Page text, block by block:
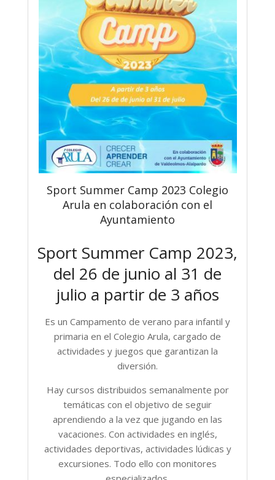
Sport Summer Camp 2023 Colegio
Arula en colaboración con el
Ayuntamiento
Sport Summer Camp 2023,
del 26 de junio al 31 de
julio a partir de 3 años
Es un Campamento de verano para infantil y
primaria en el Colegio Arula, cargado de
actividades y juegos que garantizan la
diversión.
Hay cursos distribuidos semanalmente por
temáticas con el objetivo de seguir
aprendiendo a la vez que jugando en las
vacaciones. Con actividades en inglés,
actividades deportivas, actividades lúdicas y
excursiones. Todo ello con monitores